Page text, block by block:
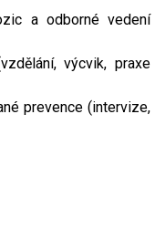
a odborné vedení
výcvik, praxe
prevence (intervize,